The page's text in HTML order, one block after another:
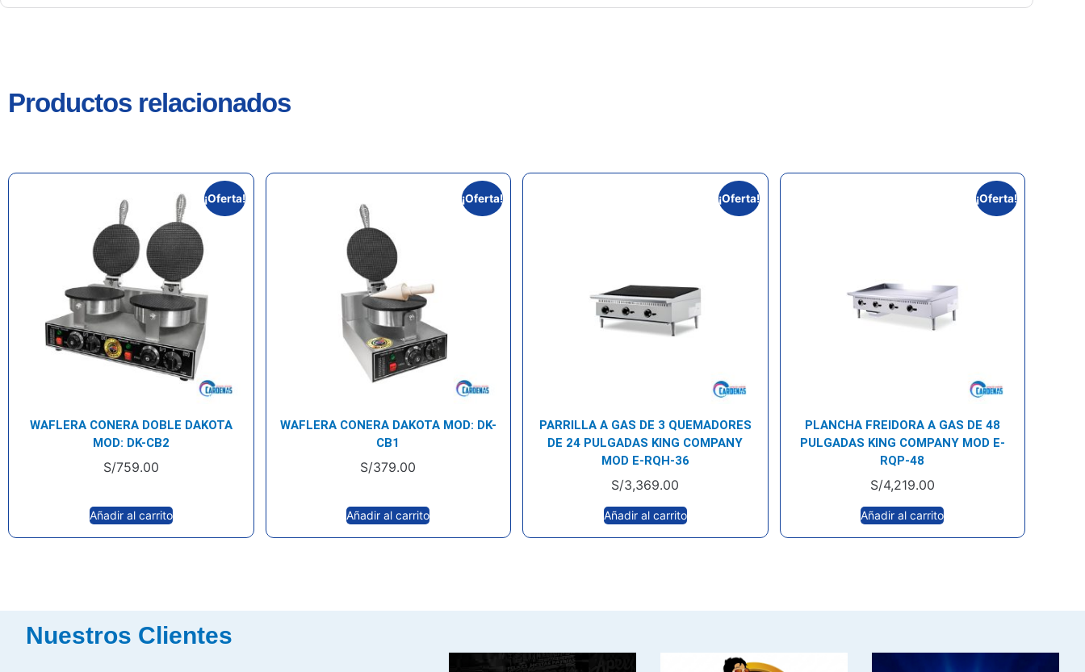
Productos relacionados
¡Oferta!
WAFLERA CONERA DOBLE DAKOTA
MOD: DK-CB2
S/759.00
Añadir al carrito
¡Oferta!
WAFLERA CONERA DAKOTA MOD: DK-
CB1
S/379.00
Añadir al carrito
¡Oferta!
PARRILLA A GAS DE 3 QUEMADORES
DE 24 PULGADAS KING COMPANY
MOD E-RQH-36
S/3,369.00
Añadir al carrito
¡Oferta!
PLANCHA FREIDORA A GAS DE 48
PULGADAS KING COMPANY MOD E-
RQP-48
S/4,219.00
Añadir al carrito
Nuestros Clientes